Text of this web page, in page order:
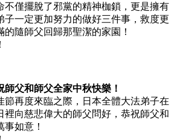
不僅擺脫了邪黨的精神枷鎖，更是擁有
子一定更加努力的做好三件事，救度更
隨師父回歸那聖潔的家園！
師父和師父全家中秋快樂！
節再度來臨之際，日本全體大法弟子在
裡向慈悲偉大的師父問好，恭祝師父和
如意！